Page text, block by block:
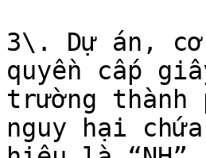
3\. Dự án, cơ
quyền cấp
trường
nguy hại